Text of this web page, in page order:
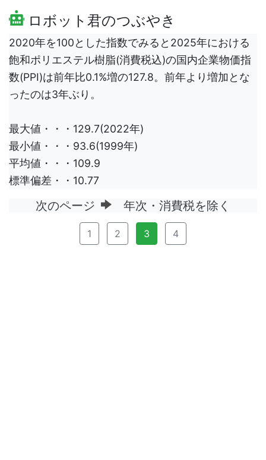
ロボット君のつぶやき
2020年を100とした指数でみると2025年における
飽和ポリエステル樹脂(消費税込)の国内企業物価指
数(PPI)は前年比0.1%増の127.8。前年より増加とな
ったのは3年ぶり。
最大値・・・129.7(2022年)
最小値・・・93.6(1999年)
平均値・・・109.9
標準偏差・・10.77
次のページ 年次・消費税を除く
1 2 3 4